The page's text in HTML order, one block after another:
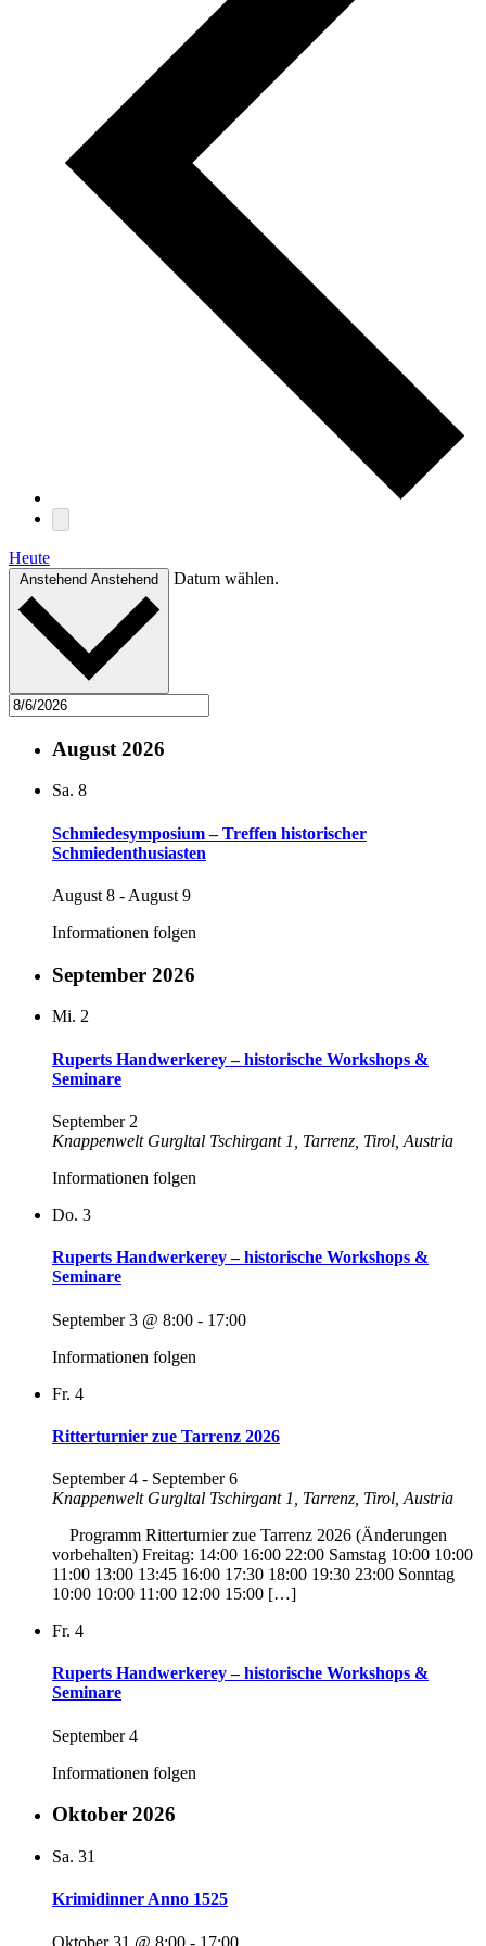
Heute
Anstehend Anstehend Datum wählen.
August 2026
Sa. 8
Schmiedesymposium – Treffen historischer
Schmiedenthusiasten
August 8 - August 9
Informationen folgen
September 2026
Mi. 2
Ruperts Handwerkerey – historische Workshops &
Seminare
September 2
Knappenwelt Gurgltal Tschirgant 1, Tarrenz, Tirol, Austria
Informationen folgen
Do. 3
Ruperts Handwerkerey – historische Workshops &
Seminare
September 3 @ 8:00 - 17:00
Informationen folgen
Fr. 4
Ritterturnier zue Tarrenz 2026
September 4 - September 6
Knappenwelt Gurgltal Tschirgant 1, Tarrenz, Tirol, Austria
Programm Ritterturnier zue Tarrenz 2026 (Änderungen
vorbehalten) Freitag: 14:00 16:00 22:00 Samstag 10:00 10:00
11:00 13:00 13:45 16:00 17:30 18:00 19:30 23:00 Sonntag
10:00 10:00 11:00 12:00 15:00 […]
Fr. 4
Ruperts Handwerkerey – historische Workshops &
Seminare
September 4
Informationen folgen
Oktober 2026
Sa. 31
Krimidinner Anno 1525
Oktober 31 @ 8:00 - 17:00